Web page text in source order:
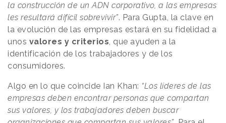
la construcción de un ADN corporativo, a las empresas
les resultará difícil sobrevivir”. Para Gupta, la clave en
la evolución de las empresas estará en su fidelidad a
unos valores y criterios, que ayuden a la
identificación de los trabajadores y de los
consumidores.
Algo en lo que coincide Ian Khan: “Los líderes de las
empresas deben encontrar personas que compartan
sus valores, y los trabajadores deben buscar